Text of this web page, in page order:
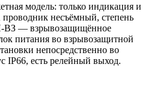
модель: только индикация и
проводник несъёмный, степень
ВЗ — взрывозащищённое
питания во взрывозащитной
непосредственно во
IP66, есть релейный выход.